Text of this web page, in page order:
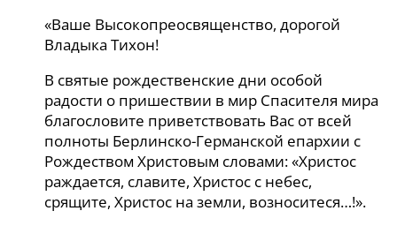
«Ваше Высокопреосвященство, дорогой
Владыка Тихон!
В святые рождественские дни особой
радости о пришествии в мир Спасителя мира
благословите приветствовать Вас от всей
полноты Берлинско-Германской епархии с
Рождеством Христовым словами: «Христос
раждается, славите, Христос с небес,
срящите, Христос на земли, возноситеся…!».